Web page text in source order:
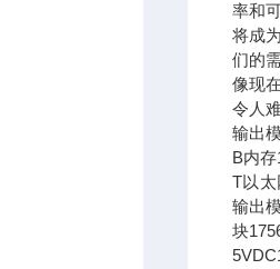
率和
将成
们的
像现
令人
输出
B内
T以太
输出
块